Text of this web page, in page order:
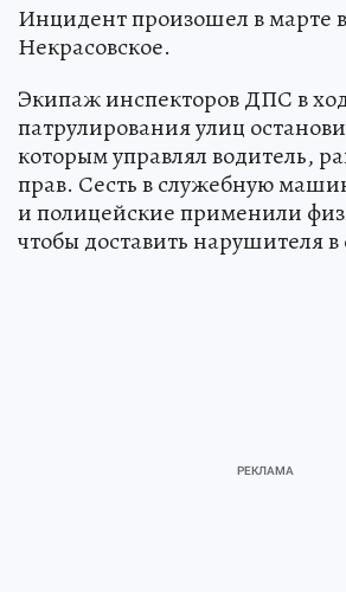
Инцидент произошел в марте
Некрасовское.
Экипаж инспекторов ДПС в
патрулирования улиц
которым управлял водитель,
прав. Сесть в служебную
и полицейские применили
чтобы доставить нарушителя в